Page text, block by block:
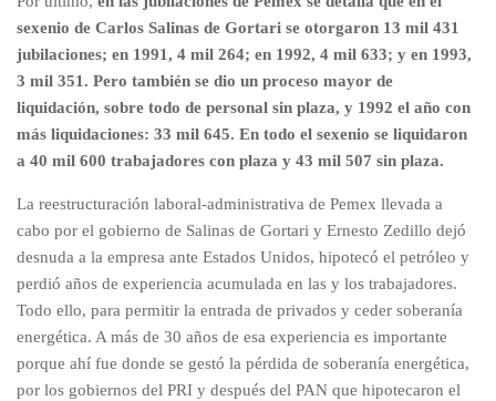
sexenio de Carlos Salinas de Gortari se otorgaron 13 mil 431
jubilaciones; en 1991, 4 mil 264; en 1992, 4 mil 633; y en 1993,
3 mil 351. Pero también se dio un proceso mayor de
liquidación, sobre todo de personal sin plaza, y 1992 el año con
más liquidaciones: 33 mil 645. En todo el sexenio se liquidaron
a 40 mil 600 trabajadores con plaza y 43 mil 507 sin plaza.
La reestructuración laboral-administrativa de Pemex llevada a
cabo por el gobierno de Salinas de Gortari y Ernesto Zedillo dejó
desnuda a la empresa ante Estados Unidos, hipotecó el petróleo y
perdió años de experiencia acumulada en las y los trabajadores.
Todo ello, para permitir la entrada de privados y ceder soberanía
energética. A más de 30 años de esa experiencia es importante
porque ahí fue donde se gestó la pérdida de soberanía energética,
por los gobiernos del PRI y después del PAN que hipotecaron el